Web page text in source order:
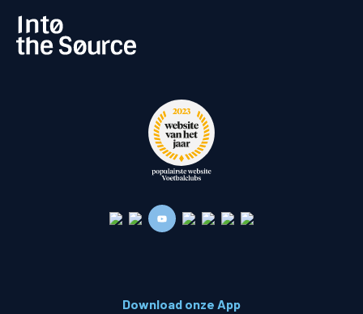
Download onze App